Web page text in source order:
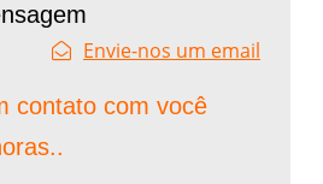
Envie-nos um email
contato com você